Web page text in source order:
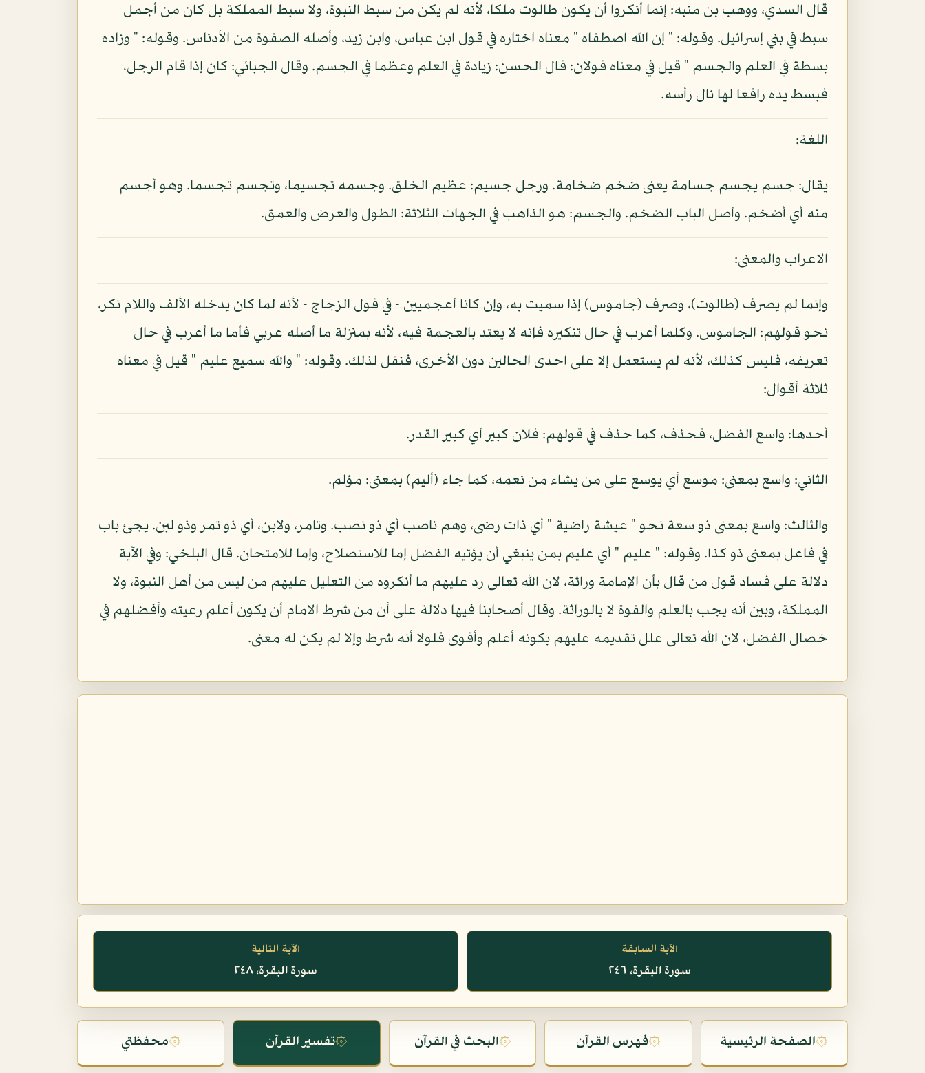
قال السدي، ووهب بن منبه: إنما أنكروا أن يكون طالوت ملكا، لأنه لم يكن من سبط النبوة، ولا سبط المملكة بل كان من أجمل
سبط في بني إسرائيل. وقوله: " إن الله اصطفاه " معناه اختاره في قول ابن عباس، وابن زيد، وأصله الصفوة من الأدناس. وقوله: " وزاده
بسطة في العلم والجسم " قيل في معناه قولان: قال الحسن: زيادة في العلم وعظما في الجسم. وقال الجبائي: كان إذا قام الرجل،
فبسط يده رافعا لها نال رأسه.
اللغة:
يقال: جسم يجسم جسامة يعنى ضخم ضخامة. ورجل جسيم: عظيم الخلق. وجسمه تجسيما، وتجسم تجسما. وهو أجسم
منه أي أضخم. وأصل الباب الضخم. والجسم: هو الذاهب في الجهات الثلاثة: الطول والعرض والعمق.
الاعراب والمعنى:
وإنما لم يصرف (طالوت)، وصرف (جاموس) إذا سميت به، وإن كانا أعجميين - في قول الزجاج - لأنه لما كان يدخله الألف واللام نكر،
نحو قولهم: الجاموس. وكلما أعرب في حال تنكيره فإنه لا يعتد بالعجمة فيه، لأنه بمنزلة ما أصله عربي فأما ما أعرب في حال
تعريفه، فليس كذلك، لأنه لم يستعمل إلا على احدى الحالين دون الأخرى، فنقل لذلك. وقوله: " والله سميع عليم " قيل في معناه
ثلاثة أقوال:
أحدها: واسع الفضل، فحذف، كما حذف في قولهم: فلان كبير أي كبير القدر.
الثاني: واسع بمعنى: موسع أي يوسع على من يشاء من نعمه، كما جاء (أليم) بمعنى: مؤلم.
والثالث: واسع بمعنى ذو سعة نحو " عيشة راضية " أي ذات رضى، وهم ناصب أي ذو نصب. وتامر، ولابن، أي ذو تمر وذو لبن. يجئ باب
في فاعل بمعنى ذو كذا. وقوله: " عليم " أي عليم بمن ينبغي أن يؤتيه الفضل إما للاستصلاح، وإما للامتحان. قال البلخي: وفي الآية
دلالة على فساد قول من قال بأن الإمامة وراثة، لان الله تعالى رد عليهم ما أنكروه من التعليل عليهم من ليس من أهل النبوة، ولا
المملكة، وبين أنه يجب بالعلم والفوة لا بالوراثة. وقال أصحابنا فيها دلالة على أن من شرط الامام أن يكون أعلم رعيته وأفضلهم في
خصال الفضل، لان الله تعالى علل تقديمه عليهم بكونه أعلم وأقوى فلولا أنه شرط وإلا لم يكن له معنى.
الآية السابقة
سورة البقرة، ٢٤٦
الآية التالية
سورة البقرة، ٢٤٨
۞الصفحة الرئيسية ۞فهرس القرآن ۞البحث في القرآن ۞تفسير القرآن ۞محفظتي